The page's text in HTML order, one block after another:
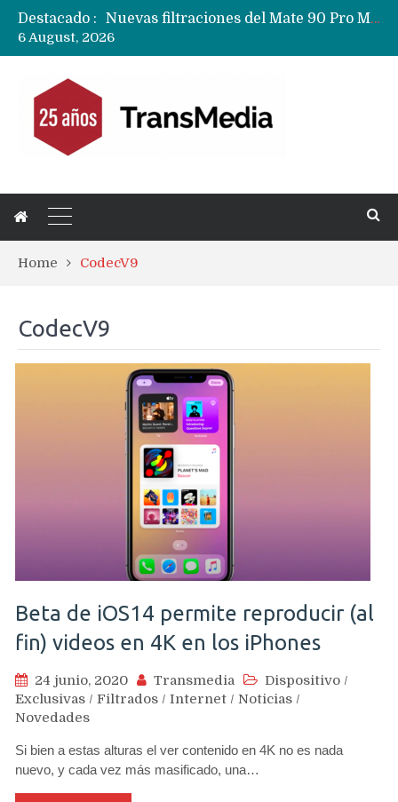
Destacado :
Nuevas filtraciones del Mate 90 Pro Max apuntan a potenciar las cámaras y pantalla OLED doble capa
Apple dice que más ex empleados se llevaron datos confidenciales a OpenAI
6 August, 2026
Home CodecV9
CodecV9
Beta de iOS14 permite reproducir (al
fin) videos en 4K en los iPhones
24 junio, 2020 Transmedia Dispositivo /
Exclusivas / Filtrados / Internet / Noticias /
Novedades
Si bien a estas alturas el ver contenido en 4K no es nada
nuevo, y cada vez más masificado, una…